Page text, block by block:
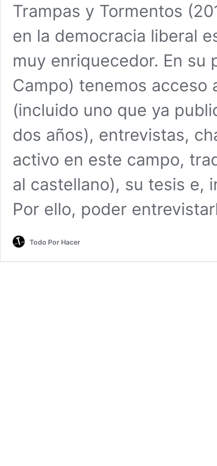
Trampas y Tormentos
en la democracia liberal
muy enriquecedor. En su
Campo) tenemos acceso
(incluido uno que ya
dos años), entrevistas,
activo en este campo,
al castellano), su tesis e,
Por ello, poder
Todo Por Hacer